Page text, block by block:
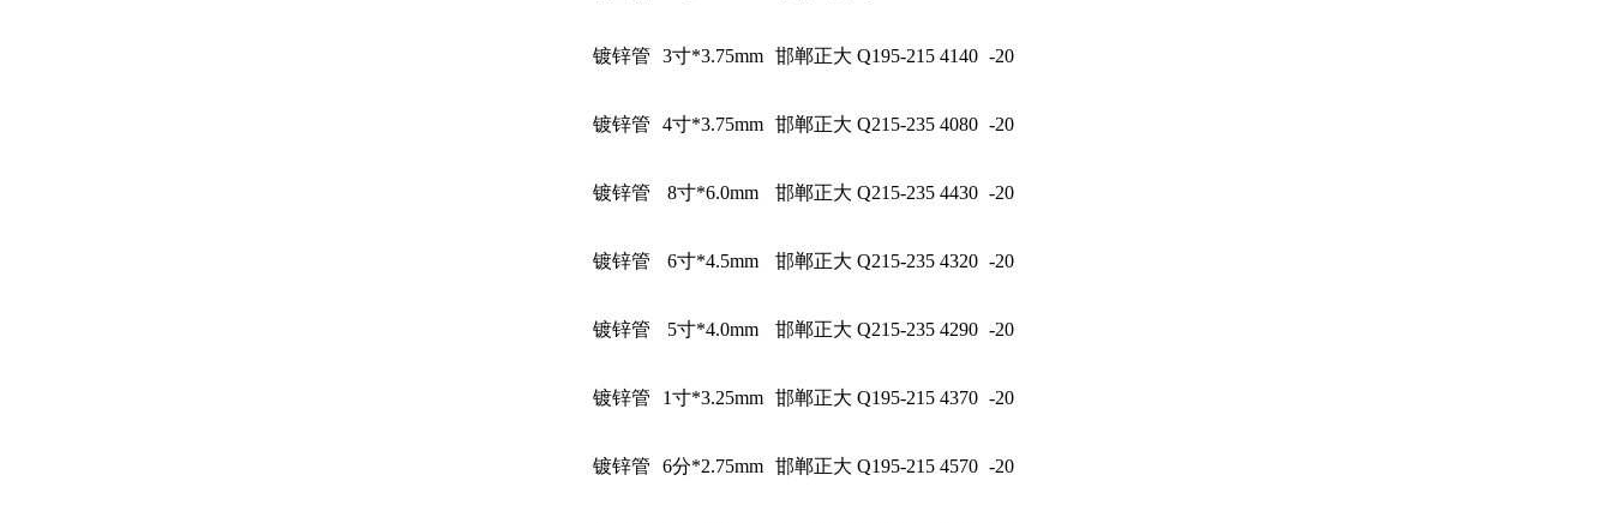
镀锌管 3寸*3.75mm 邯郸正大 Q195-215 4140 -20
镀锌管 4寸*3.75mm 邯郸正大 Q215-235 4080 -20
镀锌管 8寸*6.0mm 邯郸正大 Q215-235 4430 -20
镀锌管 6寸*4.5mm 邯郸正大 Q215-235 4320 -20
镀锌管 5寸*4.0mm 邯郸正大 Q215-235 4290 -20
镀锌管 1寸*3.25mm 邯郸正大 Q195-215 4370 -20
镀锌管 6分*2.75mm 邯郸正大 Q195-215 4570 -20